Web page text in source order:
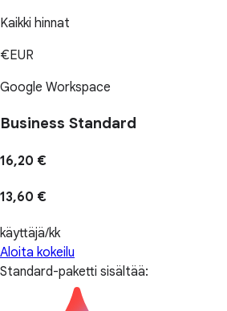
Kaikki hinnat
€EUR
Google Workspace
Business Standard
16,20 €
13,60 €
käyttäjä/kk
Aloita kokeilu
Standard-paketti sisältää: